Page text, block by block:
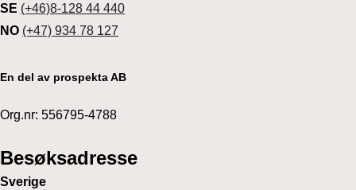
SE (+46)8-128 44 440
NO (+47) 934 78 127
En del av prospekta AB
Org.nr: 556795-4788
Besøksadresse
Sverige